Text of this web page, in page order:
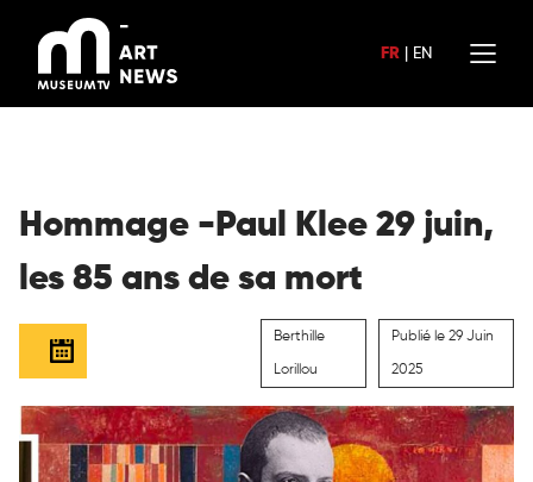
contenu
FR EN
Hommage -Paul Klee 29 juin,
les 85 ans de sa mort
Berthille
Lorillou
Publié le 29 Juin
2025